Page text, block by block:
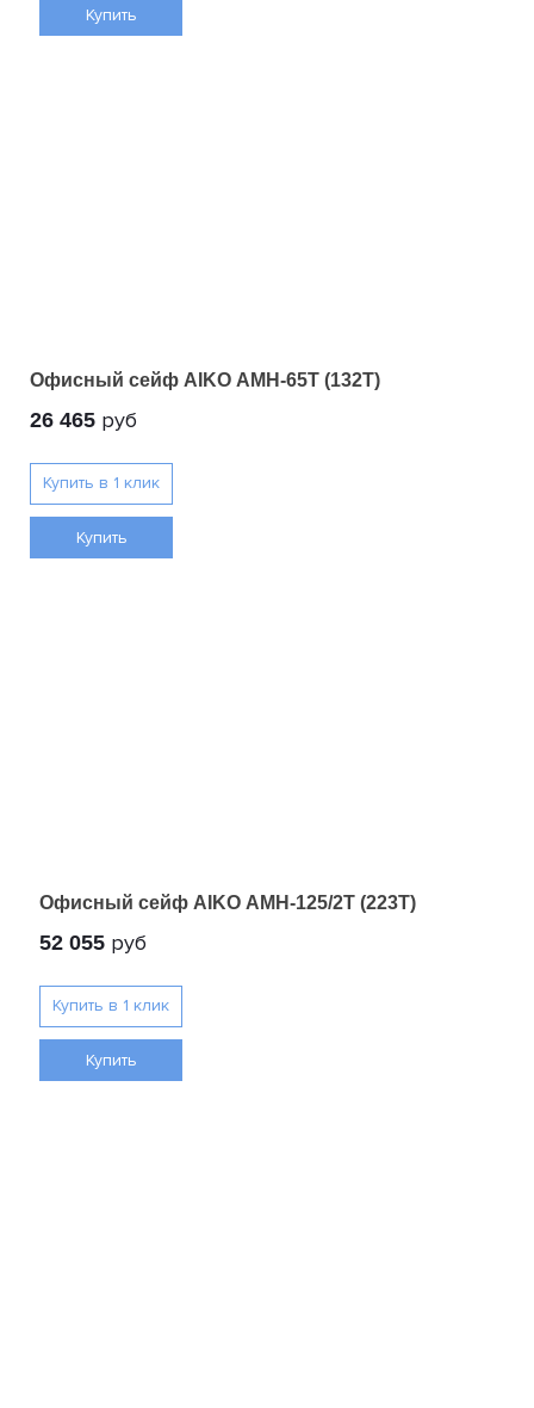
Купить
Офисный сейф AIKO AMH-65T (132T)
26 465 руб
Купить
Офисный сейф AIKO AMH-125/2T (223T)
52 055 руб
Купить